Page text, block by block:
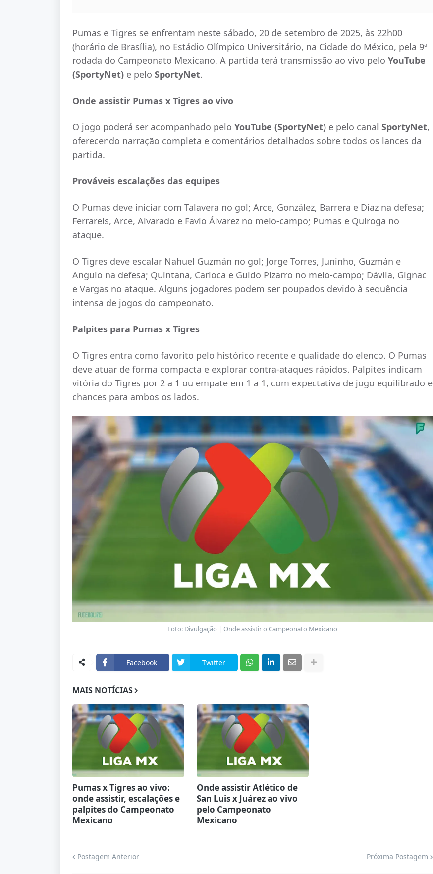
Pumas e Tigres se enfrentam neste sábado, 20 de setembro de 2025, às 22h00
(horário de Brasília), no Estádio Olímpico Universitário, na Cidade do México, pela 9ª
rodada do Campeonato Mexicano. A partida terá transmissão ao vivo pelo YouTube
(SportyNet)e pelo SportyNet.
Onde assistir Pumas x Tigres ao vivo
O jogo poderá ser acompanhado pelo YouTube (SportyNet)e pelo canal SportyNet,
oferecendo narração completa e comentários detalhados sobre todos os lances da
partida.
Prováveis escalações das equipes
O Pumas deve iniciar com Talavera no gol; Arce, González, Barrera e Díaz na defesa;
Ferrareis, Arce, Alvarado e Favio Álvarez no meio-campo; Pumas e Quiroga no
ataque.
O Tigres deve escalar Nahuel Guzmán no gol; Jorge Torres, Juninho, Guzmán e
Angulo na defesa; Quintana, Carioca e Guido Pizarro no meio-campo; Dávila, Gignac
e Vargas no ataque. Alguns jogadores podem ser poupados devido à sequência
intensa de jogos do campeonato.
Palpites para Pumas x Tigres
O Tigres entra como favorito pelo histórico recente e qualidade do elenco. O Pumas
deve atuar de forma compacta e explorar contra-ataques rápidos. Palpites indicam
vitória do Tigres por 2 a 1 ou empate em 1 a 1, com expectativa de jogo equilibrado e
chances para ambos os lados.
Foto: Divulgação | Onde assistir o Campeonato Mexicano
Facebook Twitter
MAIS NOTÍCIAS
Pumas x Tigres ao vivo:
onde assistir, escalações e
palpites do Campeonato
Mexicano
Onde assistir Atlético de
San Luis x Juárez ao vivo
pelo Campeonato
Mexicano
Postagem Anterior Próxima Postagem